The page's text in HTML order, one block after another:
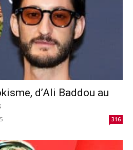
d’Ali Baddou au
316